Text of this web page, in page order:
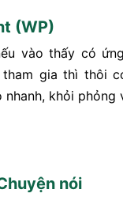
(WP)
vào thấy có
gia thì thôi
khỏi phỏng
nói